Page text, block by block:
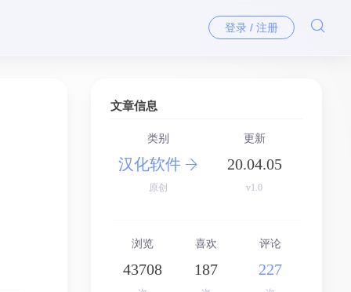
登录 / 注册
文章信息
类别
汉化软件
原创
更新
20.04.05
v1.0
浏览
43708
喜欢
187
评论
227